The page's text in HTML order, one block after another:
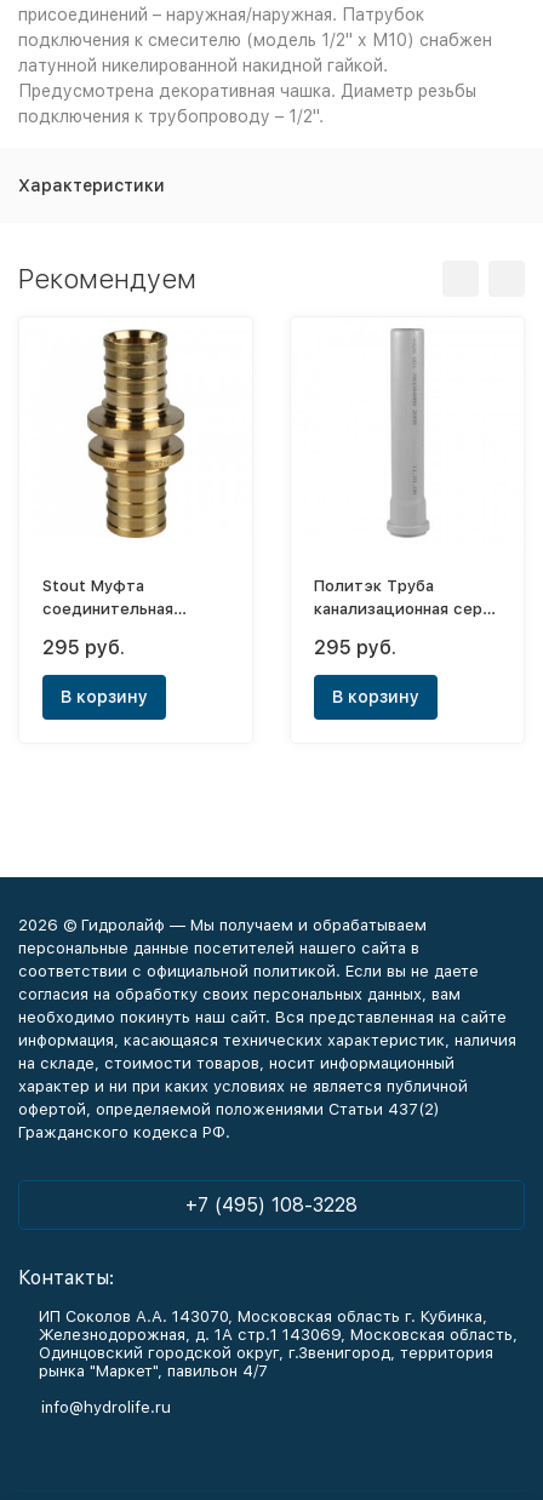
присоединений – наружная/наружная. Патрубок
подключения к смесителю (модель 1/2" х М10) снабжен
латунной никелированной накидной гайкой.
Предусмотрена декоративная чашка. Диаметр резьбы
подключения к трубопроводу – 1/2".
Характеристики
Рекомендуем
Stout Муфта
соединительная
295 руб.
В корзину
Политэк Труба
канализационная серая
295 руб.
В корзину
2026 © Гидролайф — Мы получаем и обрабатываем
персональные данные посетителей нашего сайта в
соответствии с официальной политикой. Если вы не даете
согласия на обработку своих персональных данных, вам
необходимо покинуть наш сайт. Вся представленная на сайте
информация, касающаяся технических характеристик, наличия
на складе, стоимости товаров, носит информационный
характер и ни при каких условиях не является публичной
офертой, определяемой положениями Статьи 437(2)
Гражданского кодекса РФ.
+7 (495) 108-3228
Контакты:
ИП Соколов А.А. 143070, Московская область г. Кубинка,
Железнодорожная, д. 1А стр.1 143069, Московская область,
Одинцовский городской округ, г.Звенигород, территория
рынка "Маркет", павильон 4/7
info@hydrolife.ru